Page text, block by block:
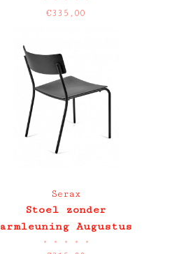
€335,00
Serax
Stoel zonder
armleuning Augustus
• • • • •